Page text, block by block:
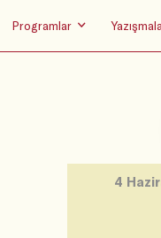
Programlar
4